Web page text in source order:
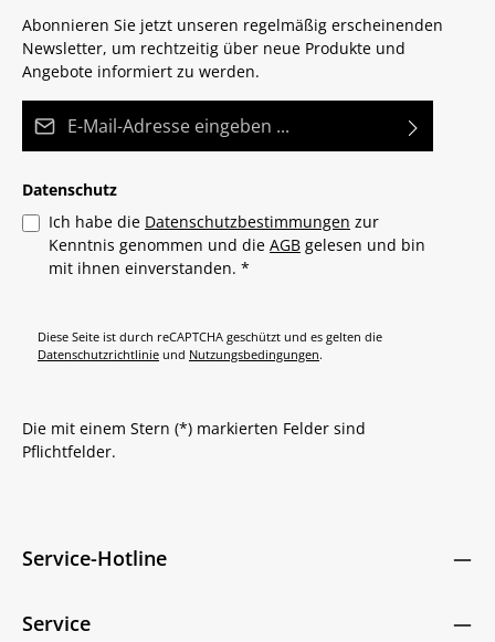
Abonnieren Sie jetzt unseren regelmäßig erscheinenden
Newsletter, um rechtzeitig über neue Produkte und
Angebote informiert zu werden.
Datenschutz
Ich habe die Datenschutzbestimmungen zur
Kenntnis genommen und die AGB gelesen und bin
mit ihnen einverstanden. *
Diese Seite ist durch reCAPTCHA geschützt und es gelten die
Datenschutzrichtlinie und Nutzungsbedingungen.
Die mit einem Stern (*) markierten Felder sind
Pflichtfelder.
Service-Hotline
Service